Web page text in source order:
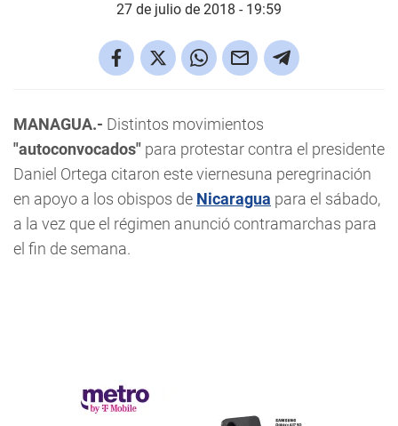
27 de julio de 2018 - 19:59
MANAGUA.- Distintos movimientos
"autoconvocados" para protestar contra el presidente
Daniel Ortega citaron este viernesuna peregrinación
en apoyo a los obispos de Nicaragua para el sábado,
a la vez que el régimen anunció contramarchas para
el fin de semana.